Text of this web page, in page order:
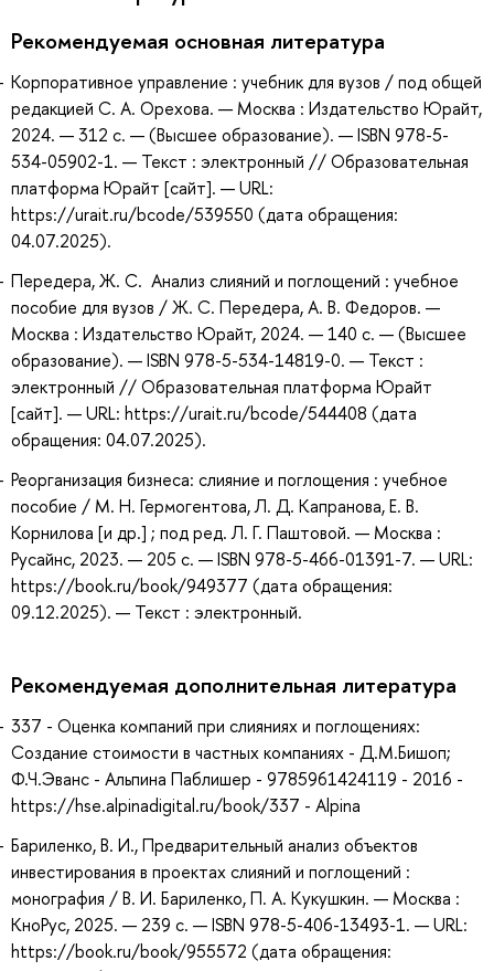
Рекомендуемая основная литература
Корпоративное управление : учебник для вузов / под общей
редакцией С. А. Орехова. — Москва : Издательство Юрайт,
2024. — 312 с. — (Высшее образование). — ISBN 978-5-
534-05902-1. — Текст : электронный // Образовательная
платформа Юрайт [сайт]. — URL:
https://urait.ru/bcode/539550 (дата обращения:
04.07.2025).
Передера, Ж. С. Анализ слияний и поглощений : учебное
пособие для вузов / Ж. С. Передера, А. В. Федоров. —
Москва : Издательство Юрайт, 2024. — 140 с. — (Высшее
образование). — ISBN 978-5-534-14819-0. — Текст :
электронный // Образовательная платформа Юрайт
[сайт]. — URL: https://urait.ru/bcode/544408 (дата
обращения: 04.07.2025).
Реорганизация бизнеса: слияние и поглощения : учебное
пособие / М. Н. Гермогентова, Л. Д. Капранова, Е. В.
Корнилова [и др.] ; под ред. Л. Г. Паштовой. — Москва :
Русайнс, 2023. — 205 с. — ISBN 978-5-466-01391-7. — URL:
https://book.ru/book/949377 (дата обращения:
09.12.2025). — Текст : электронный.
Рекомендуемая дополнительная литература
337 - Оценка компаний при слияниях и поглощениях:
Создание стоимости в частных компаниях - Д.М.Бишоп;
Ф.Ч.Эванс - Альпина Паблишер - 9785961424119 - 2016 -
https://hse.alpinadigital.ru/book/337 - Alpina
Бариленко, В. И., Предварительный анализ объектов
инвестирования в проектах слияний и поглощений :
монография / В. И. Бариленко, П. А. Кукушкин. — Москва :
КноРус, 2025. — 239 с. — ISBN 978-5-406-13493-1. — URL:
https://book.ru/book/955572 (дата обращения: